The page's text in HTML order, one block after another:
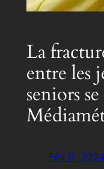
La
entre les
seniors
Fév 9,